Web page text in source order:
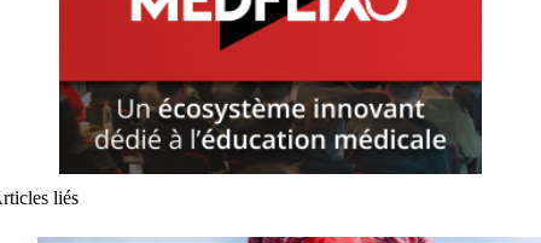
liés